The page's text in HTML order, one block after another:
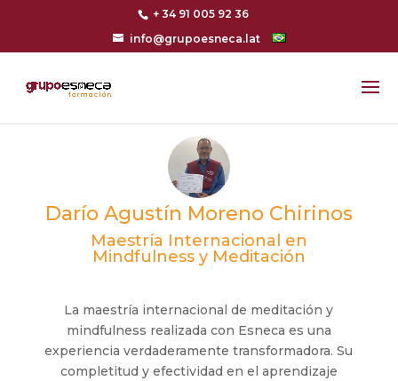
+ 34 91 005 92 36
info@grupoesneca.lat
Darío Agustín Moreno Chirinos
Maestría Internacional en
Mindfulness y Meditación
La maestría internacional de meditación y
mindfulness realizada con Esneca es una
experiencia verdaderamente transformadora. Su
completitud y efectividad en el aprendizaje